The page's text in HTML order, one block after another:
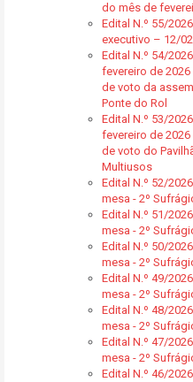
do mês de
Edital N.º 55/
executivo – 12/
Edital N.º 54/
fevereiro de
de voto da
Ponte do Rol
Edital N.º 53/
fevereiro de
de voto do
Multiusos
Edital N.º 52/
mesa - 2º
Edital N.º 51/
mesa - 2º
Edital N.º 50/
mesa - 2º
Edital N.º 49/
mesa - 2º
Edital N.º 48/
mesa - 2º
Edital N.º 47/
mesa - 2º
Edital N.º 46/